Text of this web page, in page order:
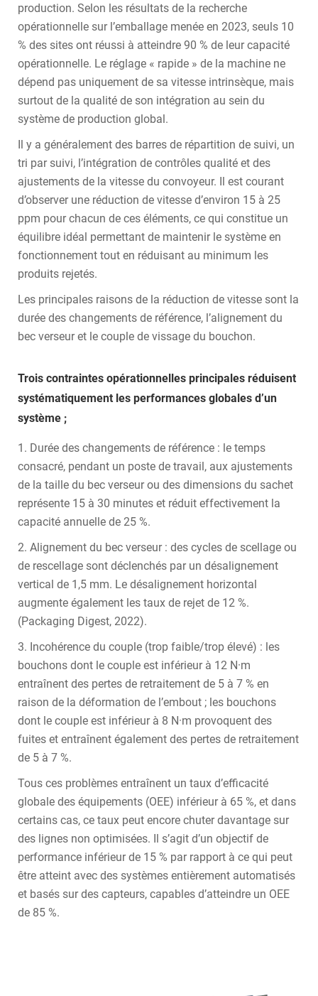
production. Selon les résultats de la recherche
opérationnelle sur l’emballage menée en 2023, seuls 10
% des sites ont réussi à atteindre 90 % de leur capacité
opérationnelle. Le réglage « rapide » de la machine ne
dépend pas uniquement de sa vitesse intrinsèque, mais
surtout de la qualité de son intégration au sein du
système de production global.
Il y a généralement des barres de répartition de suivi, un
tri par suivi, l’intégration de contrôles qualité et des
ajustements de la vitesse du convoyeur. Il est courant
d’observer une réduction de vitesse d’environ 15 à 25
ppm pour chacun de ces éléments, ce qui constitue un
équilibre idéal permettant de maintenir le système en
fonctionnement tout en réduisant au minimum les
produits rejetés.
Les principales raisons de la réduction de vitesse sont la
durée des changements de référence, l’alignement du
bec verseur et le couple de vissage du bouchon.
Trois contraintes opérationnelles principales réduisent
systématiquement les performances globales d’un
système ;
1. Durée des changements de référence : le temps
consacré, pendant un poste de travail, aux ajustements
de la taille du bec verseur ou des dimensions du sachet
représente 15 à 30 minutes et réduit effectivement la
capacité annuelle de 25 %.
2. Alignement du bec verseur : des cycles de scellage ou
de rescellage sont déclenchés par un désalignement
vertical de 1,5 mm. Le désalignement horizontal
augmente également les taux de rejet de 12 %.
(Packaging Digest, 2022).
3. Incohérence du couple (trop faible/trop élevé) : les
bouchons dont le couple est inférieur à 12 N·m
entraînent des pertes de retraitement de 5 à 7 % en
raison de la déformation de l’embout ; les bouchons
dont le couple est inférieur à 8 N·m provoquent des
fuites et entraînent également des pertes de retraitement
de 5 à 7 %.
Tous ces problèmes entraînent un taux d’efficacité
globale des équipements (OEE) inférieur à 65 %, et dans
certains cas, ce taux peut encore chuter davantage sur
des lignes non optimisées. Il s’agit d’un objectif de
performance inférieur de 15 % par rapport à ce qui peut
être atteint avec des systèmes entièrement automatisés
et basés sur des capteurs, capables d’atteindre un OEE
de 85 %.